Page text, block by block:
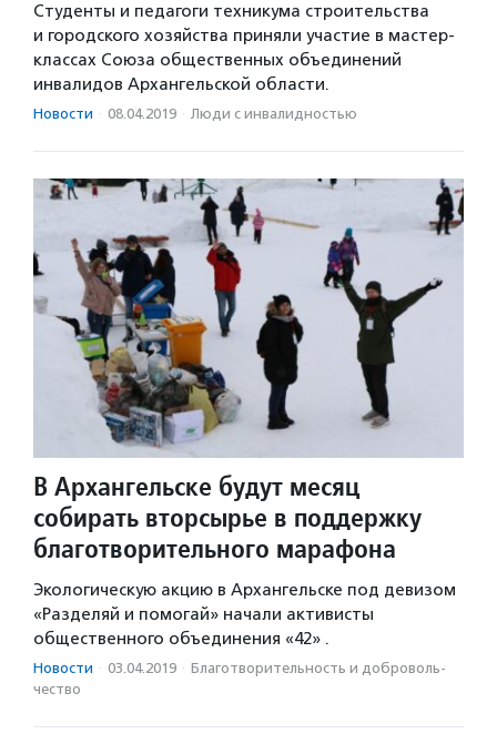
Студенты и педагоги техникума строительства
и городского хозяйства приняли участие в мастер-
классах Союза общественных объединений
инвалидов Архангельской области.
Новости · 08.04.2019 · Люди с инвалидностью
В Архангельске будут месяц
собирать вторсырье в поддержку
благотворительного марафона
Экологическую акцию в Архангельске под девизом
«Разделяй и помогай» начали активисты
общественного объединения «42» .
Новости · 03.04.2019 · Благотвори­тель­ность и доброволь­
чест­во